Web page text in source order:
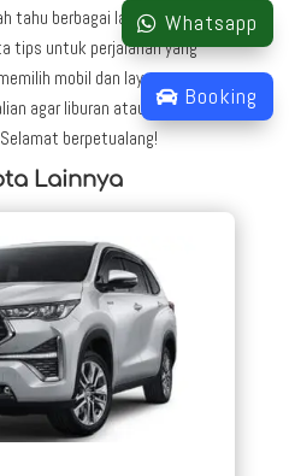
tahu berbagai layanan rental
tips untuk perjalanan yang
mobil dan layanan yang
agar liburan atau perjalanan
berpetualang!
Lainnya
Whatsapp
Booking